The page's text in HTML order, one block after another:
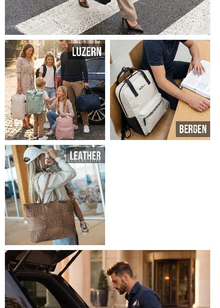
SHOP TAYLOR
SHOP LUZERN
LEATHER COLLECTION